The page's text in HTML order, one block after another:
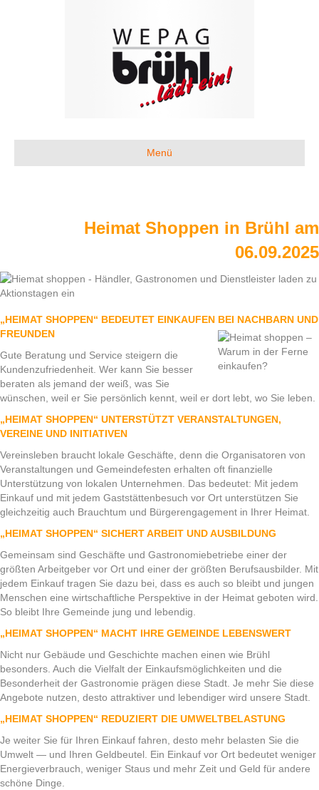
Menü
Heimat Shoppen in Brühl am
06.09.2025
„HEIMAT SHOPPEN“ BEDEUTET EINKAUFEN BEI NACHBARN UND
FREUNDEN
Gute Beratung und Service steigern die
Kundenzufriedenheit. Wer kann Sie besser
beraten als jemand der weiß, was Sie
wünschen, weil er Sie persönlich kennt, weil er dort lebt, wo Sie leben.
„HEIMAT SHOPPEN“ UNTERSTÜTZT VERANSTALTUNGEN,
VEREINE UND INITIATIVEN
Vereinsleben braucht lokale Geschäfte, denn die Organisatoren von
Veranstaltungen und Gemeindefesten erhalten oft finanzielle
Unterstützung von lokalen Unternehmen. Das bedeutet: Mit jedem
Einkauf und mit jedem Gaststättenbesuch vor Ort unterstützen Sie
gleichzeitig auch Brauchtum und Bürgerengagement in Ihrer Heimat.
„HEIMAT SHOPPEN“ SICHERT ARBEIT UND AUSBILDUNG
Gemeinsam sind Geschäfte und Gastronomiebetriebe einer der
größten Arbeitgeber vor Ort und einer der größten Berufsausbilder. Mit
jedem Einkauf tragen Sie dazu bei, dass es auch so bleibt und jungen
Menschen eine wirtschaftliche Perspektive in der Heimat geboten wird.
So bleibt Ihre Gemeinde jung und lebendig.
„HEIMAT SHOPPEN“ MACHT IHRE GEMEINDE LEBENSWERT
Nicht nur Gebäude und Geschichte machen einen wie Brühl
besonders. Auch die Vielfalt der Einkaufsmöglichkeiten und die
Besonderheit der Gastronomie prägen diese Stadt. Je mehr Sie diese
Angebote nutzen, desto attraktiver und lebendiger wird unsere Stadt.
„HEIMAT SHOPPEN“ REDUZIERT DIE UMWELTBELASTUNG
Je weiter Sie für Ihren Einkauf fahren, desto mehr belasten Sie die
Umwelt — und Ihren Geldbeutel. Ein Einkauf vor Ort bedeutet weniger
Energieverbrauch, weniger Staus und mehr Zeit und Geld für andere
schöne Dinge.